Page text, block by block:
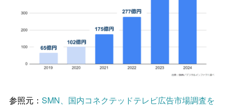
参照元： SMN、国内コネクテッドテレビ広告市場調査を